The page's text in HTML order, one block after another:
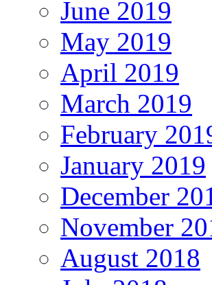
June 2019
May 2019
April 2019
March 2019
February
January 2019
December
November
August 2018